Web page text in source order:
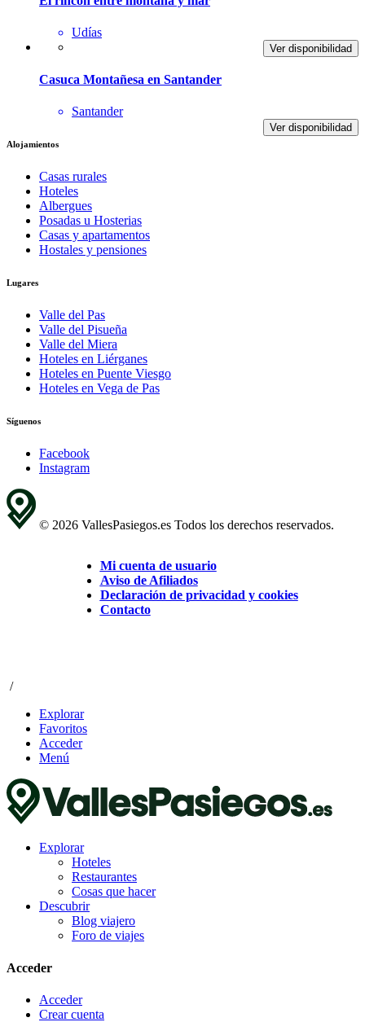
Udías
Ver disponibilidad
Casuca Montañesa en Santander
Santander
Ver disponibilidad
Alojamientos
Casas rurales
Hoteles
Albergues
Posadas u Hosterias
Casas y apartamentos
Hostales y pensiones
Lugares
Valle del Pas
Valle del Pisueña
Valle del Miera
Hoteles en Liérganes
Hoteles en Puente Viesgo
Hoteles en Vega de Pas
Síguenos
Facebook
Instagram
© 2026 VallesPasiegos.es Todos los derechos reservados.
Mi cuenta de usuario
Aviso de Afiliados
Declaración de privacidad y cookies
Contacto
/
Explorar
Favoritos
Acceder
Menú
Explorar
Hoteles
Restaurantes
Cosas que hacer
Descubrir
Blog viajero
Foro de viajes
Acceder
Acceder
Crear cuenta